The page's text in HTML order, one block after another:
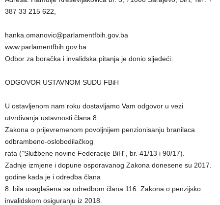
387 33 215 622,
hanka.omanovic@parlamentfbih.gov.ba
www.parlamentfbih.gov.ba
Odbor za boračka i invalidska pitanja je donio sljedeći:
ODGOVOR USTAVNOM SUDU FBiH
U ostavljenom nam roku dostavljamo Vam odgovor u vezi
utvrđivanja ustavnosti člana 8.
Zakona o prijevremenom povoljnijem penzionisanju branilaca
odbrambeno-oslobodilačkog
rata (”Službene novine Federacije BiH“, br. 41/13 i 90/17).
Zadnje izmjene i dopune osporavanog Zakona donesene su 2017.
godine kada je i odredba člana
8. bila usaglašena sa odredbom člana 116. Zakona o penzijsko
invalidskom osiguranju iz 2018.